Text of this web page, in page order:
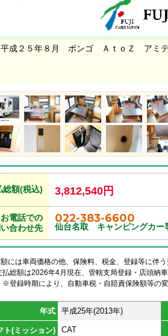
平成２５年８月 ボンゴ ＡｔｏＺ アミ
総額(税込) 3,812,540円
お電話での
合わせ先
022-383-6600
仙台名取 キャンピングカー
には車両価格の他、保険料、税金、登録等に伴
総額は2026年4月現在、管轄支局登録・店頭納
※登録時期により、自動車税・自賠責保険額等の
年式 平成25年(2013年)
ト(ミッション) CAT